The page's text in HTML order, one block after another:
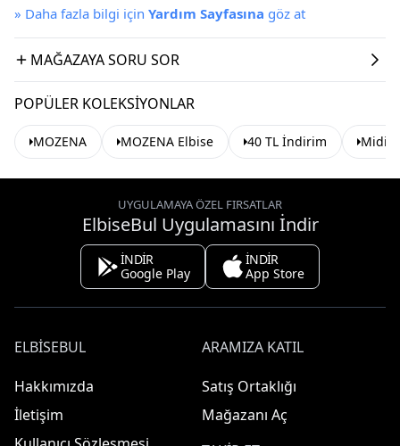
» Daha fazla bilgi için Yardım Sayfasına göz at
MAĞAZAYA SORU SOR
POPÜLER KOLEKSIYONLAR
MOZENA MOZENA Elbise 40 TL İndirim Midi
UYGULAMAYA ÖZEL FIRSATLAR
ElbiseBul Uygulamasını İndir
İNDİR
Google Play
İNDİR
App Store
ELBISEBUL
Hakkımızda
İletişim
ARAMIZA KATIL
Satış Ortaklığı
Mağazanı Aç